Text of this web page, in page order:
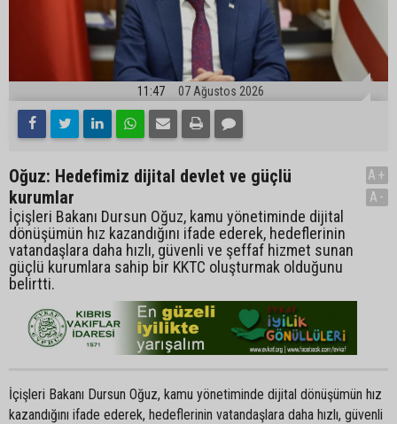
11:47 07 Ağustos 2026
Oğuz: Hedefimiz dijital devlet ve güçlü
kurumlar
İçişleri Bakanı Dursun Oğuz, kamu yönetiminde dijital
dönüşümün hız kazandığını ifade ederek, hedeflerinin
vatandaşlara daha hızlı, güvenli ve şeffaf hizmet sunan
güçlü kurumlara sahip bir KKTC oluşturmak olduğunu
belirtti.
A+
A-
İçişleri Bakanı Dursun Oğuz, kamu yönetiminde dijital dönüşümün hız
kazandığını ifade ederek, hedeflerinin vatandaşlara daha hızlı, güvenli